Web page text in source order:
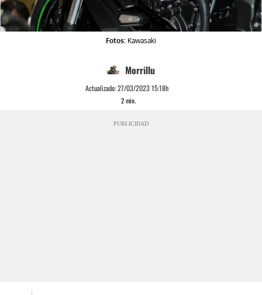
Fotos: Kawasaki
Morrillu
Actualizado:27/03/2023 15:18h
2min.
PUBLICIDAD